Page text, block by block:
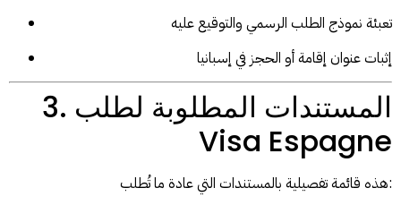
تعبئة نموذج الطلب الرسمي والتوقيع عليه
إثبات عنوان إقامة أو الحجز في إسبانيا
3. المستندات المطلوبة لطلب
Visa Espagne
هذه قائمة تفصيلية بالمستندات التي عادة ما تُطلب: